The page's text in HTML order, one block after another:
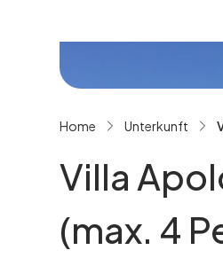
Home
Unterkunft
Villa
(max. 4